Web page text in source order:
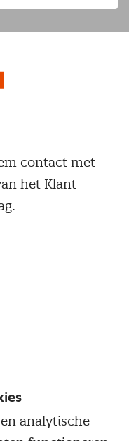
contact met
het Klant
analytische